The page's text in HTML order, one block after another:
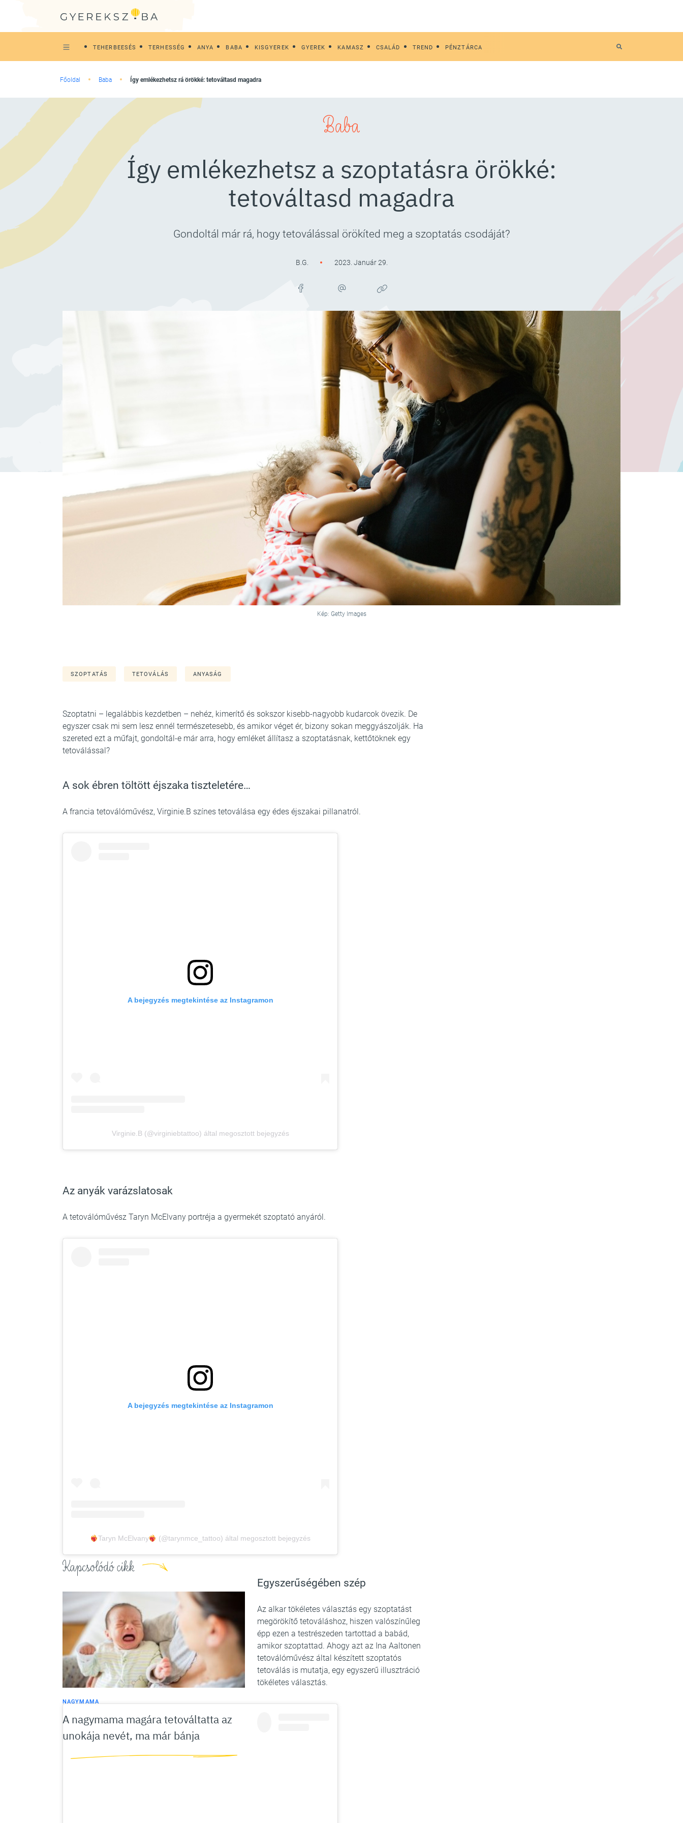
TEHERBEESÉS TERHESSÉG ANYA BABA KISGYEREK GYEREK KAMASZ CSALÁD TREND PÉNZTÁRCA
Főoldal Baba Így emlékezhetsz rá örökké: tetováltasd magadra
Baba
Így emlékezhetsz a szoptatásra örökké:
tetováltasd magadra
Gondoltál már rá, hogy tetoválással örökíted meg a szoptatás csodáját?
B.G. 2023. Január 29.
Kép: Getty Images
SZOPTATÁS TETOVÁLÁS ANYASÁG
Szoptatni – legalábbis kezdetben – nehéz, kimerítő és sokszor kisebb-nagyobb kudarcok övezik. De
egyszer csak mi sem lesz ennél természetesebb, és amikor véget ér, bizony sokan meggyászolják. Ha
szereted ezt a műfajt, gondoltál-e már arra, hogy emléket állítasz a szoptatásnak, kettőtöknek egy
tetoválással?
A sok ébren töltött éjszaka tiszteletére…
A francia tetoválóművész, Virginie.B színes tetoválása egy édes éjszakai pillanatról.
A bejegyzés megtekintése az Instagramon
Virginie.B (@virginiebtattoo) által megosztott bejegyzés
Az anyák varázslatosak
A tetoválóművész Taryn McElvany portréja a gyermekét szoptató anyáról.
A bejegyzés megtekintése az Instagramon
Taryn McElvany (@tarynmce_tattoo) által megosztott bejegyzés
Kapcsolódó cikk
NAGYMAMA
A nagymama magára tetováltatta az
unokája nevét, ma már bánja
Egyszerűségében szép
Az alkar tökéletes választás egy szoptatást
megörökítő tetováláshoz, hiszen valószínűleg
épp ezen a testrészeden tartottad a babád,
amikor szoptattad. Ahogy azt az Ina Aaltonen
tetoválóművész által készített szoptatós
tetoválás is mutatja, egy egyszerű illusztráció
tökéletes választás.